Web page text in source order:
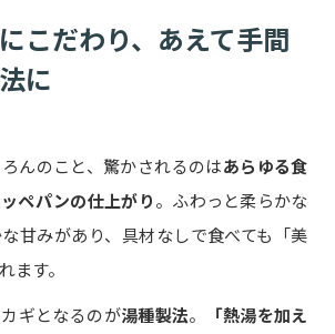
こだわり、あえて手間
に
んのこと、驚かされるのはあらゆる食
ペパンの仕上がり。ふわっと柔らかな
甘みがあり、具材なしで食べても「美
ます。
ギとなるのが湯種製法。 「熱湯を加え